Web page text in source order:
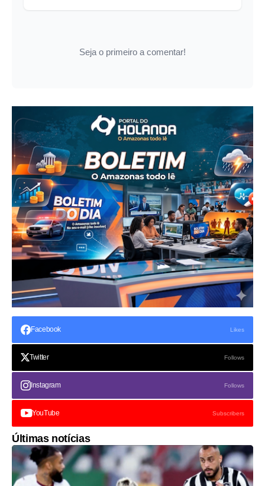
Seja o primeiro a comentar!
Facebook Likes
Twitter Follows
Instagram Follows
YouTube Subscribers
Últimas notícias